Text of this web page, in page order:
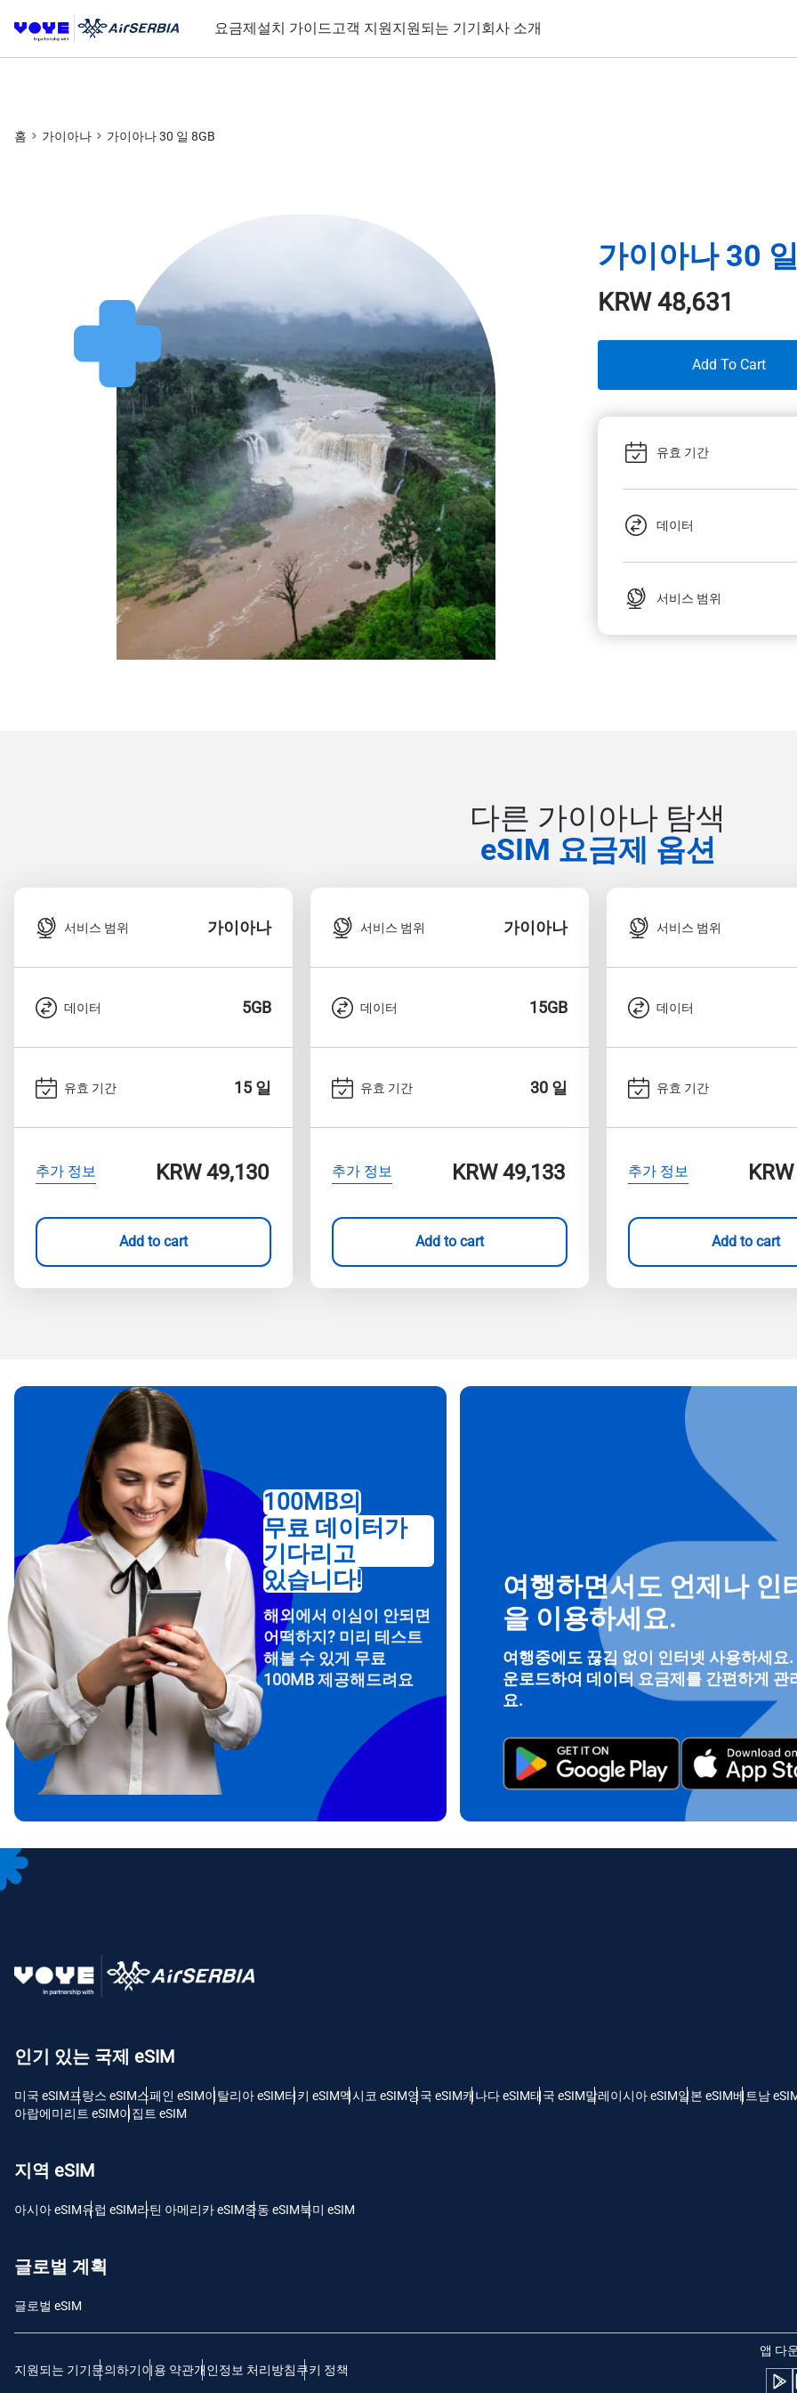
요금제설치 가이드고객 지원지원되는 기기회사 소개
홈 가이아나 가이아나 30 일 8GB
가이아나 30
KRW48,631
Add To Cart
유효 기간
데이터
서비스 범위
다른 가이아나 탐색
eSIM 요금제 옵션
서비스 범위 가이아나
데이터 5GB
유효 기간 15 일
추가 정보 KRW 49,130
Add to cart
서비스 범위 가이아나
데이터 15GB
유효 기간 30 일
추가 정보 KRW 49,133
Add to cart
서비스 범위
데이터
유효 기간
추가 정보
Add to cart
How do I get my eSim?
To get your eSIM, start by checking if your device supports eSIM
Then, contact your mobile carrier to request an eSIM activation. They
provide you with a QR code or activation details that you can scan or
in your device settings. Once activated, you can enjoy the benefits of
without needing a physical SIM card!
100MB의
무료 데이터가
기다리고
있습니다!
해외에서 이심이 안되면
어떡하지? 미리 테스트
해볼 수 있게 무료
100MB 제공해드려요
여행하면서도 언제나 인
을 이용하세요.
여행중에도 끊김 없이 인터넷 사용하세요
운로드하여 데이터 요금제를 간편하게 관
요.
인기 있는 국제 eSIM
미국 eSIM프랑스 eSIM스페인 eSIM이탈리아 eSIM터키 eSIM멕시코 eSIM영국 eSIM캐나다 eSIM태국 eSIM말레이시아 eSIM일본 eSIM베트남
아랍에미리트 eSIM이집트 eSIM
지역 eSIM
아시아 eSIM유럽 ​​eSIM라틴 아메리카 eSIM중동 eSIM북미 eSIM
글로벌 계획
글로벌 eSIM
지원되는 기기문의하기이용 약관개인정보 처리방침쿠키 정책
앱 다
로그인 또는 회원가입
이메일